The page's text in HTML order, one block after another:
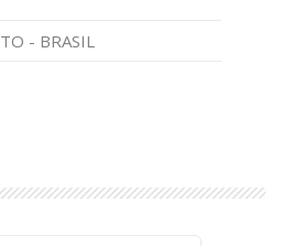
TO - BRASIL